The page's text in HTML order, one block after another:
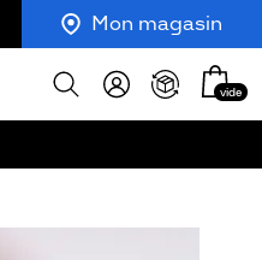
Mon magasin
Afficher
Mon
panier
vide